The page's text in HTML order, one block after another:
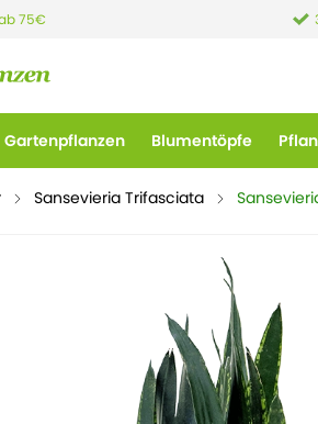
75€
Gartenpflanzen Blumentöpfe
Sansevieria Trifasciata